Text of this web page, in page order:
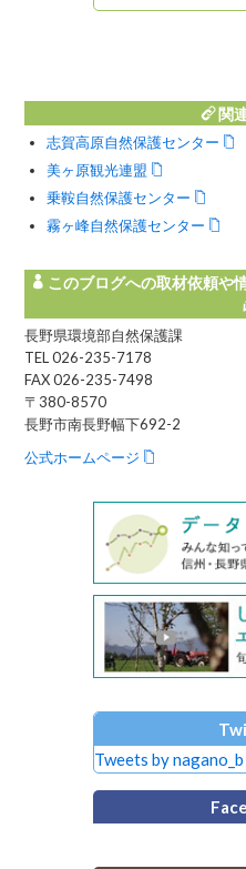
関
志賀高原自然保護センター
美ヶ原観光連盟
乗鞍自然保護センター
霧ヶ峰自然保護センター
このブログへの取材依頼や
長野県環境部自然保護課
TEL 026-235-7178
FAX 026-235-7498
〒380-8570
長野市南長野幅下692-2
公式ホームページ
Tweets by nagano_b